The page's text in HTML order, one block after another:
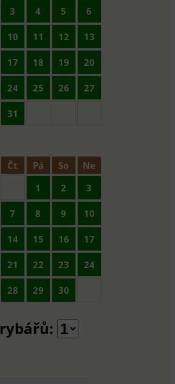
3 4 5 6
10 11 12 13
17 18 19 20
24 25 26 27
31
Čt Pá So
Ne
1
2 3
7 8 9 10
14 15 16 17
21 22 23 24
28 29 30
rybářů: